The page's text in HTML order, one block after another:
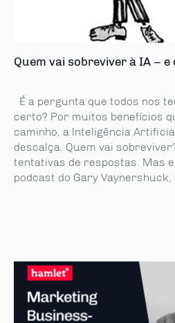
Quem vai sobreviver à IA – e
É a pergunta que todos nos
certo? Por muitos benefícios
caminho, a lnteligência
descalça. Quem vai
tentativas de respostas. Mas
podcast do Gary Vaynershuck,